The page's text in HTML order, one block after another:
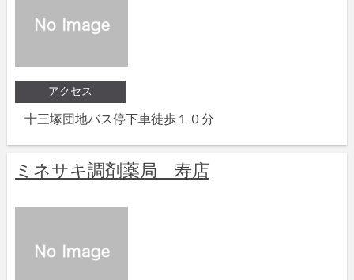
アクセス
十三塚団地バス停下車徒歩１０分
ミネサキ調剤薬局 寿店